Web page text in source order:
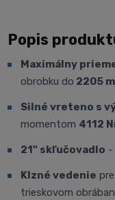
Popis
Maximálny
obrobku do 2205
Silné vreteno s
momentom 4112
21" skľučovadlo -
Klzné vedenie
trieskovom